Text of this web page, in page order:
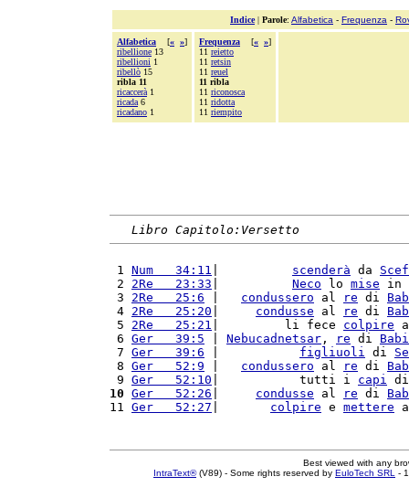
Indice| Parole: Alfabetica - Frequenza -
Alfabetica [« »]
ribellione 13
ribellioni 1
ribellò 15
ribla 11
ricaccerà 1
ricada 6
ricadano 1
Frequenza [« »]
11 reietto
11 retsin
11 reuel
11 ribla
11 riconosca
11 ridotta
11 riempito
Libro Capitolo:Versetto
1 Num   34:11 scenderà da
2 2Re   23:33 Neco lo mise in
3 2Re   25:6 condussero al re di
4 2Re   25:20 condusse al re di
5 2Re   25:21 |         li fece colpire
6 Ger   39:5 Nebucadnetsar , re di
7 Ger   39:6 figliuoli di
8 Ger   52:9 condussero al re di
9 Ger   52:10 |           tutti i capi
10 Ger   52:26 condusse al re di
11 Ger   52:27 colpire e mettere
Best viewed with any
IntraText®(V89) - Some rights reserved by EuloTech SRL -